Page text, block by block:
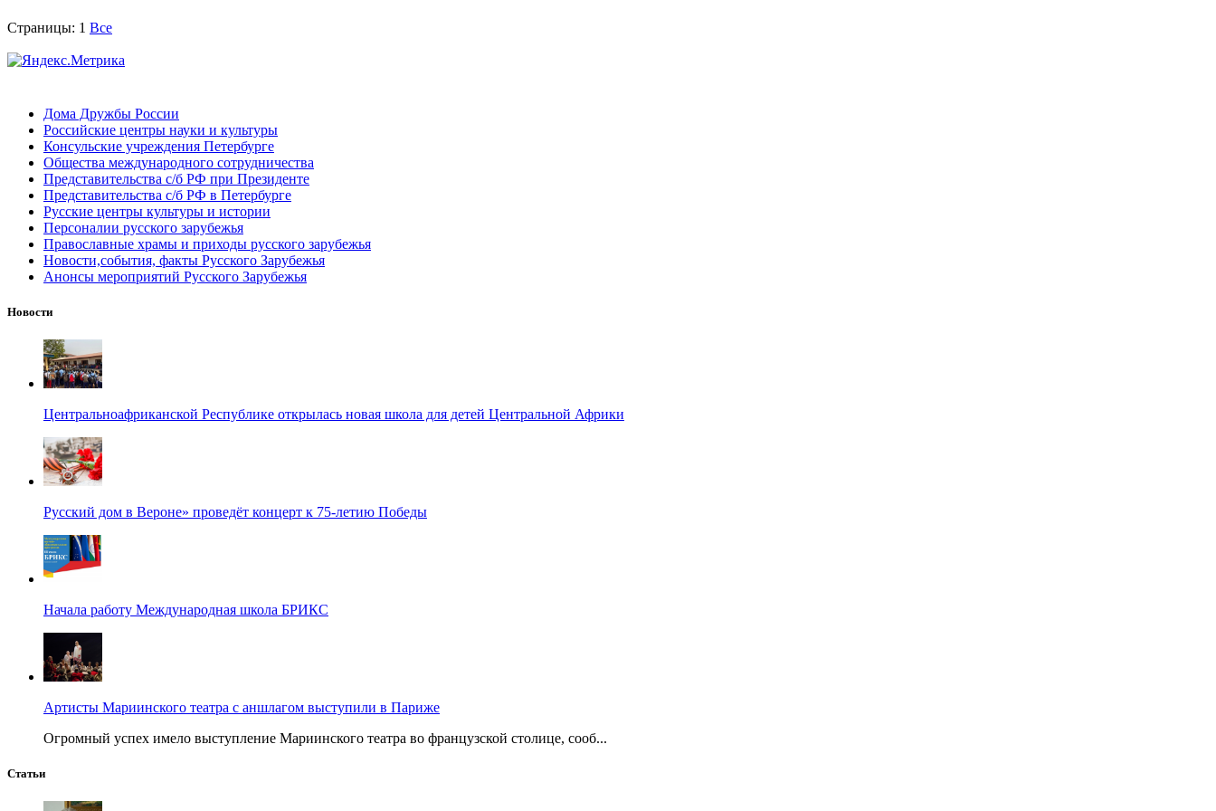
Страницы: 1 Все
Дома Дружбы России
Российские центры науки и культуры
Консульские учреждения Петербурге
Общества международного сотрудничества
Представительства с/б РФ при Президенте
Представительства с/б РФ в Петербурге
Русские центры культуры и истории
Персоналии русского зарубежья
Православные храмы и приходы русского зарубежья
Новости,события, факты Русского Зарубежья
Анонсы мероприятий Русского Зарубежья
Новости
Центральноафриканской Республике открылась новая школа для детей Центральной Африки
Русский дом в Вероне» проведёт концерт к 75-летию Победы
Начала работу Международная школа БРИКС
Артисты Мариинского театра с аншлагом выступили в Париже
Огромный успех имело выступление Мариинского театра во французской столице, сооб...
Статьи